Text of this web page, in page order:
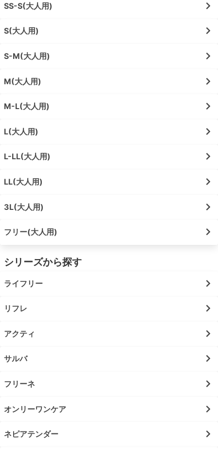
SS-S(大人用)
S(大人用)
S-M(大人用)
M(大人用)
M-L(大人用)
L(大人用)
L-LL(大人用)
LL(大人用)
3L(大人用)
フリー(大人用)
シリーズから探す
ライフリー
リフレ
アクティ
サルバ
フリーネ
オンリーワンケア
ネピアテンダー